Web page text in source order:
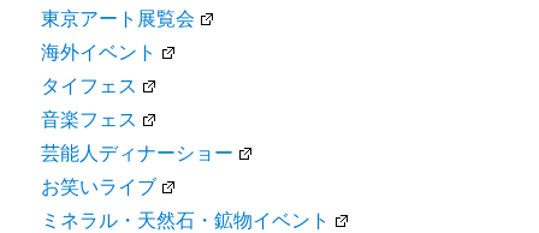
東京アート展覧会
海外イベント
タイフェス
音楽フェス
芸能人ディナーショー
お笑いライブ
ミネラル・天然石・鉱物イベント